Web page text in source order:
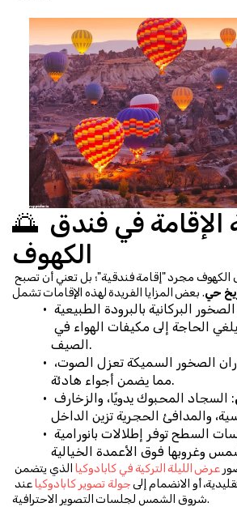
🌅 تجربة الإقامة في فندق
الكهوف
حي
الصيف.
مما يضمن أجواء هادئة.
عرض الليلة التركية في كابادوكيا
أو الانضمام إلى جولة تصوير كابادوكيا
شروق الشمس لجلسات التصوير الاحترافية.